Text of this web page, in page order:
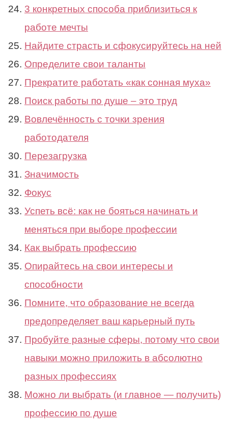
3 конкретных способа приблизиться к
работе мечты
Найдите страсть и сфокусируйтесь на ней
Определите свои таланты
Прекратите работать «как сонная муха»
Поиск работы по душе – это труд
Вовлечённость с точки зрения
работодателя
Перезагрузка
Значимость
Фокус
Успеть всё: как не бояться начинать и
меняться при выборе профессии
Как выбрать профессию
Опирайтесь на свои интересы и
способности
Помните, что образование не всегда
предопределяет ваш карьерный путь
Пробуйте разные сферы, потому что свои
навыки можно приложить в абсолютно
разных профессиях
Можно ли выбрать (и главное — получить)
профессию по душе